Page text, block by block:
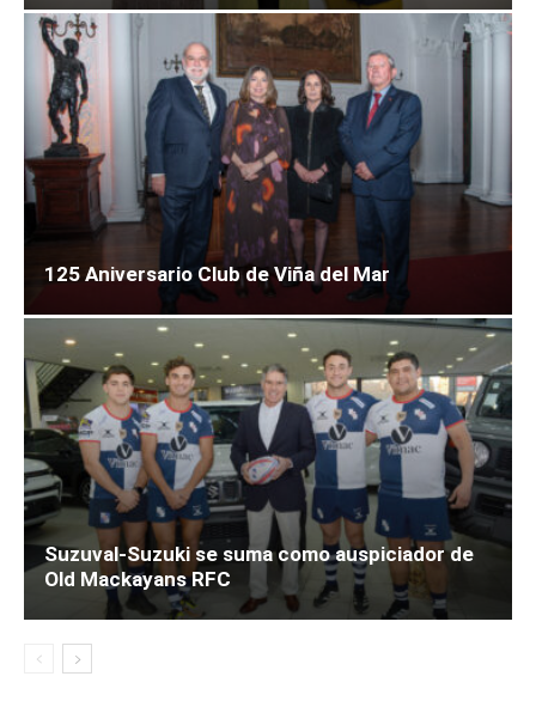
125 Aniversario Club de Viña del Mar
Suzuval-Suzuki se suma como auspiciador de
Old Mackayans RFC